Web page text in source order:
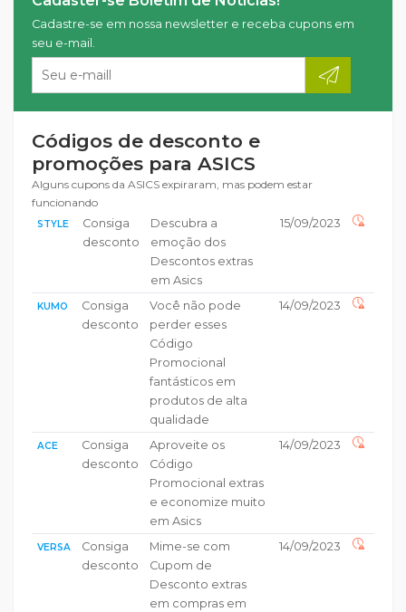
Cadastre-se em nossa newsletter e receba cupons em
seu e-mail.
Códigos de desconto e
promoções para ASICS
Alguns cupons da ASICS expiraram, mas podem estar
funcionando
STYLE
Consiga
desconto
Descubra a
emoção dos
Descontos extras
em Asics
15/09/2023
KUMO
Consiga
desconto
Você não pode
perder esses
Código
Promocional
fantásticos em
produtos de alta
qualidade
14/09/2023
ACE
Consiga
desconto
Aproveite os
Código
Promocional extras
e economize muito
em Asics
14/09/2023
VERSA
Consiga
desconto
Mime-se com
Cupom de
Desconto extras
em compras em
14/09/2023